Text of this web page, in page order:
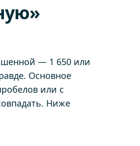
— 1 650 или
Основное
или с
Ниже